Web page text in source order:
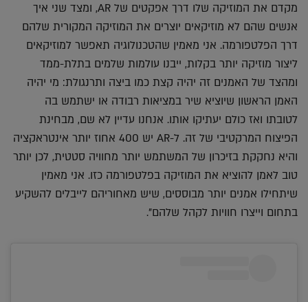
מקדם את המוזיקה שלו דרך אפקטים של AR, ומצד שני איך
אנשים שהם לא מוזיקאים יוצרים את המוזיקה המקורית שלהם
דרך הפלטפורמה. אני מאמין שהטכנולוגיה תאפשר למוזיקאים
ליצור מוזיקה יותר בקלות, ייבנו עולמות שלמים בתלת-ממד
ומהצד של האמנים זה יהיה קצת כמו ביצה ותרנגולת: מי יהיה
האמן הראשון שיוציא שיר במציאות רבודה או ישתמש בה
לטובתו ואז כולם יעתיקו אותו. אנחנו עדיין לא שם, מבחינת
הפיצוח המרקטיבי של זה. ל-AR יש 400 אחוז יותר אינטראקציה
והיא נחקקת בזיכרון של המשתמש יותר מחוויה סטטית, לכן יותר
טוב לאמן להוציא את המוזיקה בפלטפורמה כזו. אני מאמין
שיתחילו אמנים יותר מבוססים, שיש מאחוריהם לייבלים להשקיע
בתחום וייצרו חוויות לקהל שלהם".